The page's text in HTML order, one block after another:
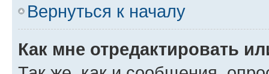
Вернуться к началу
Как мне отредактировать